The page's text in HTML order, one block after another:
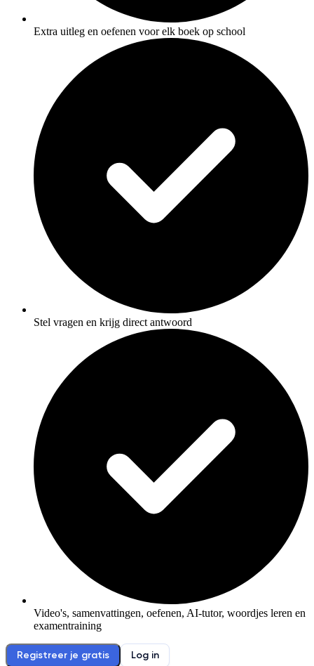
Extra uitleg en oefenen voor elk boek op school
Stel vragen en krijg direct antwoord
Video's, samenvattingen, oefenen, AI-tutor, woordjes leren en
examentraining
Registreer je gratis Log in